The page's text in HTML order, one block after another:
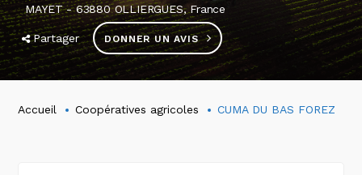
MAYET - 63880 OLLIERGUES, France
Partager DONNER UN AVIS
Accueil Coopératives agricoles CUMA DU BAS FOREZ